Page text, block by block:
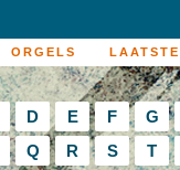
ORGELS
D E F G
Q R S T